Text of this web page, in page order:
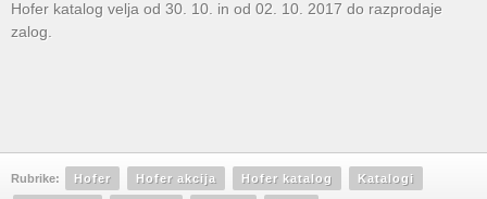
Hofer katalog velja od 30. 10. in od 02. 10. 2017 do razprodaje
zalog.
Rubrike: Hofer Hofer akcija Hofer katalog Katalogi